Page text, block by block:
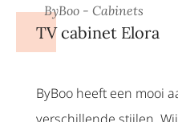
ByBoo - Cabinets
TV cabinet Elora
ByBoo heeft een mooi